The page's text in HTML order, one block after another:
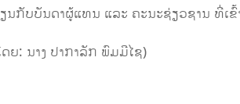
ບບັນດາຜູ້ແທນ ແລະ ຄະນະຊ່ຽວຊານ ທີ່ເຂົ້
ດຍ: ນາງ ປາ​ກາ​ລັກ ພົມ​ມີ​ໄຊ)